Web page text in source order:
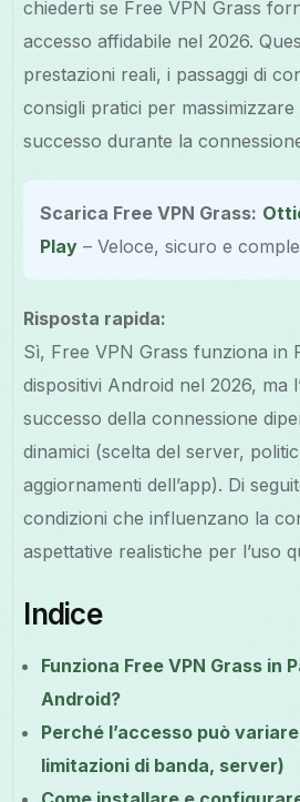
chiederti se Free VPN Grass
accesso affidabile nel 2026.
prestazioni reali, i passaggi di
consigli pratici per massimizzare
successo durante la
Scarica Free VPN Grass:
Play – Veloce, sicuro e
Risposta rapida:
Sì, Free VPN Grass funziona in
dispositivi Android nel 2026, ma
successo della connessione
dinamici (scelta del server,
aggiornamenti dell’app). Di
condizioni che influenzano la
aspettative realistiche per l’uso
Indice
Funziona Free VPN Grass in
Android?
Perché l’accesso può
limitazioni di banda, server)